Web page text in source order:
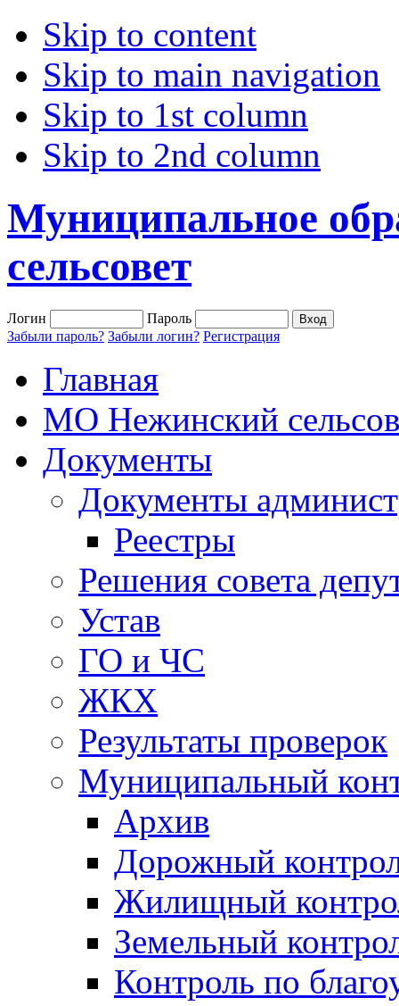
Skip to content
Skip to main navigation
Skip to 1st column
Skip to 2nd column
Муниципальное
сельсовет
Логин
Пароль
Забыли пароль? Забыли логин? Регистрация
Главная
МО Нежинский
Документы
Документы
Реестры
Решения совета
Устав
ГО и ЧС
ЖКХ
Результаты проверок
Муниципальный
Архив
Дорожный
Жилищный
Земельный
Контроль по